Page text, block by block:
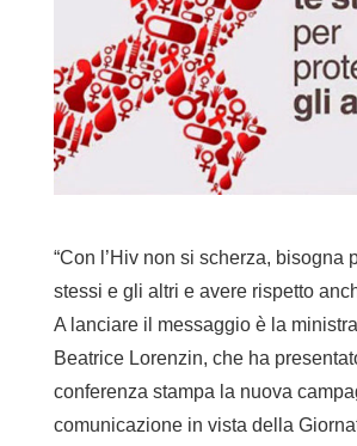
“Con l’Hiv non si scherza, bisogna
stessi e gli altri e avere rispetto
A lanciare il messaggio è la
Beatrice Lorenzin, che ha
conferenza stampa la nuova
comunicazione in vista della